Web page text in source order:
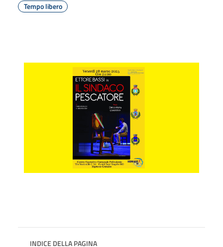
Tempo libero
INDICE DELLA PAGINA